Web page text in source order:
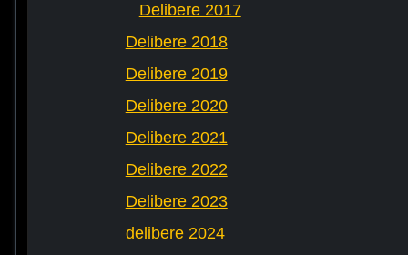
Delibere 2017
Delibere 2018
Delibere 2019
Delibere 2020
Delibere 2021
Delibere 2022
Delibere 2023
delibere 2024